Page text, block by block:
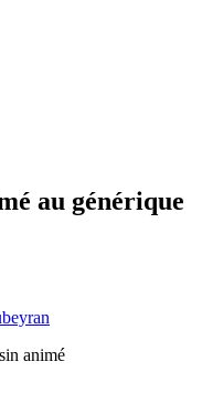
au générique